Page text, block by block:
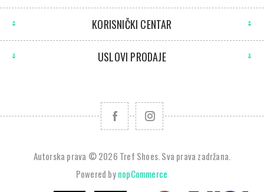
KORISNIČKI CENTAR
USLOVI PRODAJE
Autorska prava © 2026 Tref Shoes. Sva prava zadržana.
Powered bynopCommerce